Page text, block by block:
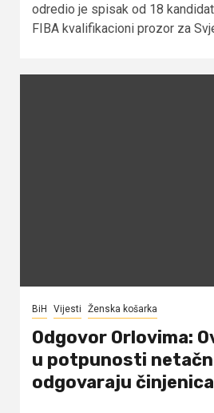
odredio je spisak od 18
FIBA kvalifikacioni prozor za
BiH Vijesti Ženska košarka
Odgovor Orlovima:
u potpunosti
odgovaraju